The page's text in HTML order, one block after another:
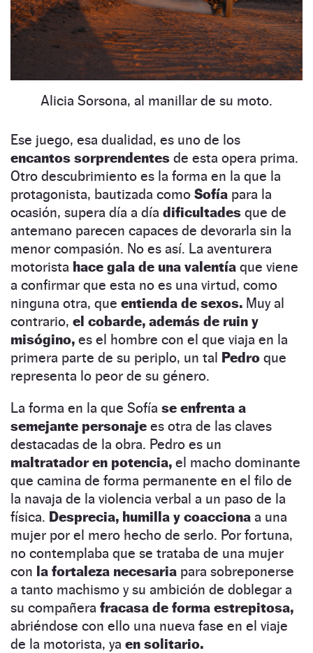
Alicia Sorsona, al manillar de su moto.
Ese juego, esa dualidad, es uno de los
encantos sorprendentes de esta opera prima.
Otro descubrimiento es la forma en la que la
protagonista, bautizada como Sofía para la
ocasión, supera día a día dificultades que de
antemano parecen capaces de devorarla sin la
menor compasión. No es así. La aventurera
motorista hace gala de una valentía que viene
a confirmar que esta no es una virtud, como
ninguna otra, que entienda de sexos. Muy al
contrario, el cobarde, además de ruin y
misógino, es el hombre con el que viaja en la
primera parte de su periplo, un tal Pedro que
representa lo peor de su género.
La forma en la que Sofía se enfrenta a
semejante personaje es otra de las claves
destacadas de la obra. Pedro es un
maltratador en potencia, el macho dominante
que camina de forma permanente en el filo de
la navaja de la violencia verbal a un paso de la
física. Desprecia, humilla y coacciona a una
mujer por el mero hecho de serlo. Por fortuna,
no contemplaba que se trataba de una mujer
con la fortaleza necesaria para sobreponerse
a tanto machismo y su ambición de doblegar a
su compañera fracasa de forma estrepitosa,
abriéndose con ello una nueva fase en el viaje
de la motorista, ya en solitario.